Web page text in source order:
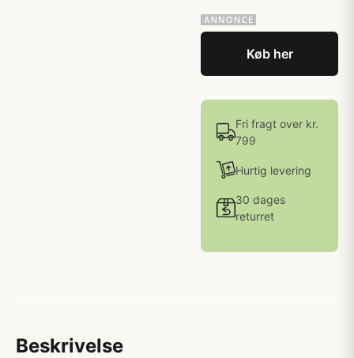
Køb her
Fri fragt over kr.
799
Hurtig levering
30 dages
returret
Beskrivelse